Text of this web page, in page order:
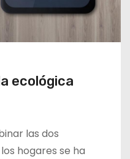
ecológica
las dos
hogares se ha